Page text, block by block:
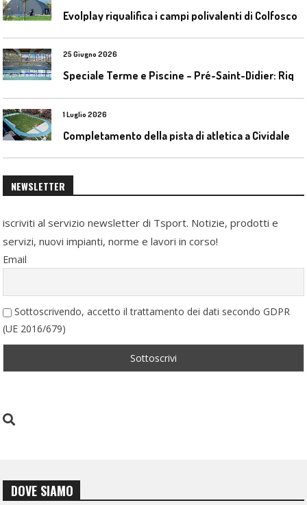
Evolplay riqualifica i campi polivalenti di Colfosco
25 Giugno 2026
1 Luglio 2026
NEWSLETTER
iscriviti al servizio newsletter di Tsport. Notizie, prodotti e
servizi, nuovi impianti, norme e lavori in corso!
Email
Sottoscrivendo, accetto il trattamento dei dati secondo GDPR
(UE 2016/679)
DOVE SIAMO